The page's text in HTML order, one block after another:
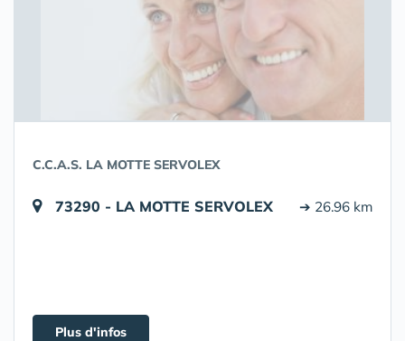
C.C.A.S. LA MOTTE SERVOLEX
73290 - LA MOTTE SERVOLEX ➔ 26.96 km
Plus d'infos